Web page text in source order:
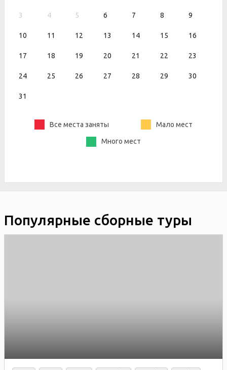
3 4 5 6 7 8 9
10 11 12 13 14 15 16
17 18 19 20 21 22 23
24 25 26 27 28 29 30
31
Все места заняты Мало мест
Много мест
Популярные сборные туры